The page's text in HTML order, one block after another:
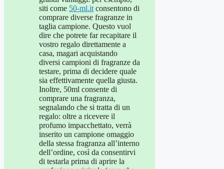
siti come 50-ml.it consentono di
comprare diverse fragranze in
taglia campione. Questo vuol
dire che potrete far recapitare il
vostro regalo direttamente a
casa, magari acquistando
diversi campioni di fragranze da
testare, prima di decidere quale
sia effettivamente quella giusta.
Inoltre, 50ml consente di
comprare una fragranza,
segnalando che si tratta di un
regalo: oltre a ricevere il
profumo impacchettato, verrà
inserito un campione omaggio
della stessa fragranza all’interno
dell’ordine, così da consentirvi
di testarla prima di aprire la